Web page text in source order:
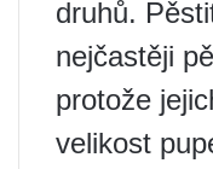
druhů.
nejčastěji
protože
velikost